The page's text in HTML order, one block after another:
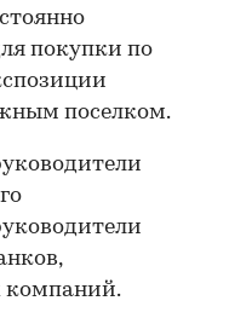
покупки по
поселком.
компаний.